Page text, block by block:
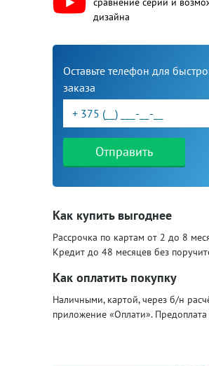
дизайна
Оставьте телефон для
заказа
Отправить
Как купить выгоднее
Рассрочка по картам от 2 до 8
Кредит до 48 месяцев без
Как оплатить покупку
Наличными, картой, через б/н
приложение «Оплати».